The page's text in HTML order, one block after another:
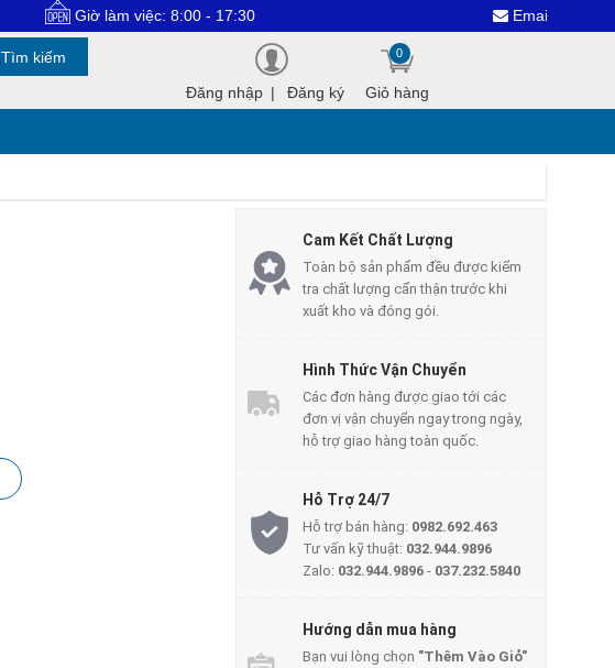
Giờ làm việc: 8:00 - 17:30 Email :
Tìm kiếm
Đăng nhập | Đăng ký Giỏ hàng
0
Cam Kết Chất Lượng
Toàn bộ sản phẩm đều được kiểm
tra chất lượng cẩn thận trước khi
xuất kho và đóng gói.
Hình Thức Vận Chuyển
Các đơn hàng được giao tới các
đơn vị vận chuyển ngay trong ngày,
hỗ trợ giao hàng toàn quốc.
Hỗ Trợ 24/7
Hỗ trợ bán hàng: 0982.692.463
Tư vấn kỹ thuật: 032.944.9896
Zalo: 032.944.9896 - 037.232.5840
Hướng dẫn mua hàng
Bạn vui lòng chọn "Thêm Vào Giỏ"